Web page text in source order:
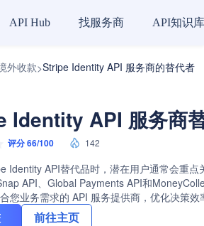
API Hub 找服务商 API知识库
外收款>Stripe Identity API 服务商的替代者
Identity API 服务商
评分 66/100 142
Identity API替代品时，潜在用户通常会重
API、Global Payments API和
您业务需求的 API 服务提供商，优化决策效
前往主页